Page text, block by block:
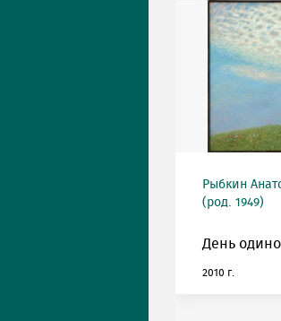
Рыбкин
(род. 1949)
День
2010 г.